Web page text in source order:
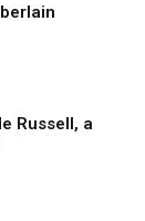
Russell, a